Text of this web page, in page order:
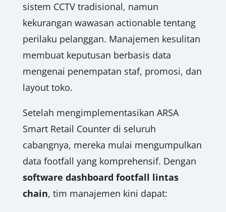
sistem CCTV tradisional, namun
kekurangan wawasan actionable tentang
perilaku pelanggan. Manajemen kesulitan
membuat keputusan berbasis data
mengenai penempatan staf, promosi, dan
layout toko.
Setelah mengimplementasikan ARSA
Smart Retail Counter di seluruh
cabangnya, mereka mulai mengumpulkan
data footfall yang komprehensif. Dengan
software dashboard footfall lintas
chain, tim manajemen kini dapat: